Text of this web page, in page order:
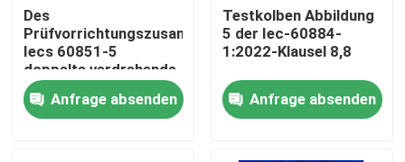
Des
Prüfvorrichtungszusammenbruchspannungsprüfers
Iecs 60851-5
doppelte verdrehende
zusätzliche
Ausrüstung
Anfrage absenden
Testkolben Abbildung
5 der Iec-60884-
1:2022-Klausel 8,8
Anfrage absenden